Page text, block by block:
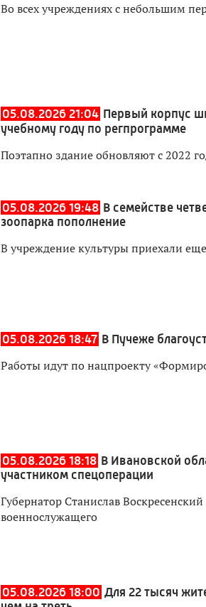
Во всех учреждениях с небольшим
05.08.2026 21:04 Первый корпус
учебному году по регпрограмме
Поэтапно здание обновляют с 2022
05.08.2026 19:48 В семействе
зоопарка пополнение
В учреждение культуры приехали
05.08.2026 18:47 В Пучеже
Работы идут по нацпроекту
05.08.2026 18:18 В Ивановской
участником спецоперации
Губернатор Станислав
военнослужащего
05.08.2026 18:00 Для 22 тысяч